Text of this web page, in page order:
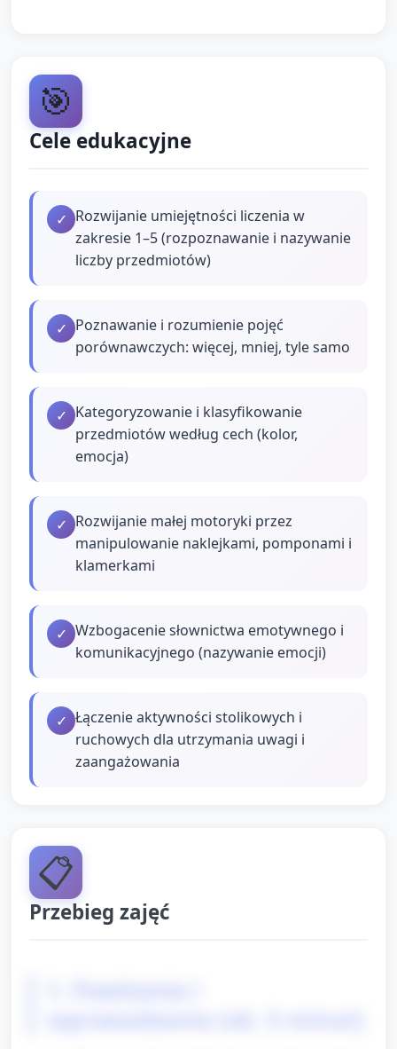
🎯
Cele edukacyjne
✓ Rozwijanie umiejętności liczenia w
zakresie 1–5 (rozpoznawanie i nazywanie
liczby przedmiotów)
✓ Poznawanie i rozumienie pojęć
porównawczych: więcej, mniej, tyle samo
✓ Kategoryzowanie i klasyfikowanie
przedmiotów według cech (kolor,
emocja)
✓ Rozwijanie małej motoryki przez
manipulowanie naklejkami, pomponami i
klamerkami
✓ Wzbogacenie słownictwa emotywnego i
komunikacyjnego (nazywanie emocji)
✓ Łączenie aktywności stolikowych i
ruchowych dla utrzymania uwagi i
zaangażowania
📋
Przebieg zajęć